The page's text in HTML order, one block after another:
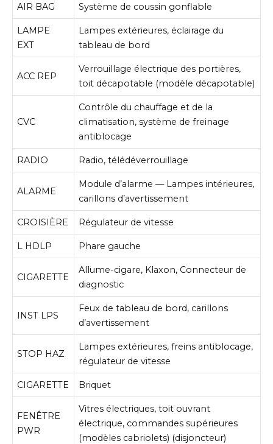
AIR BAG Système de coussin gonflable
LAMPE
EXT
Lampes extérieures, éclairage du
tableau de bord
ACC REP
Verrouillage électrique des portières,
toit décapotable (modèle décapotable)
CVC
Contrôle du chauffage et de la
climatisation, système de freinage
antiblocage
RADIO Radio, télédéverrouillage
ALARME
Module d’alarme — Lampes intérieures,
carillons d’avertissement
CROISIÈRE Régulateur de vitesse
L HDLP Phare gauche
CIGARETTE
Allume-cigare, Klaxon, Connecteur de
diagnostic
INST LPS
Feux de tableau de bord, carillons
d’avertissement
STOP HAZ
Lampes extérieures, freins antiblocage,
régulateur de vitesse
CIGARETTE Briquet
FENÊTRE
PWR
Vitres électriques, toit ouvrant
électrique, commandes supérieures
(modèles cabriolets) (disjoncteur)